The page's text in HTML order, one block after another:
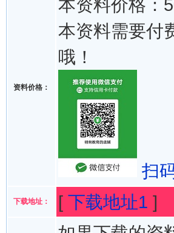
资料价格：
本资料价格：
本资料需要付
哦！
扫
下载地址： [ 下载地址1 ]